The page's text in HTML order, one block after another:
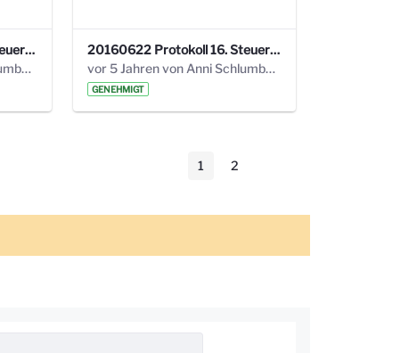
20160928 Protokoll 17. Steuerungskreis.pdf
vor 5 Jahren von Anni Schlumberger
20160622 Protokoll 16. Steuerungskreis.pdf
vor 5 Jahren von Anni Schlumberger
GENEHMIGT
Seite
1 Seite
2